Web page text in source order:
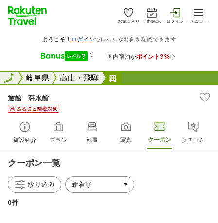
お気に入り 予約確認 ログイン メニュー
全国岐阜県 高山・飛騨
全国
旅館 荘水館
施設紹介 プラン 部屋 写真 クーポン クチコミ
クーポン一覧
絞り込み
0件